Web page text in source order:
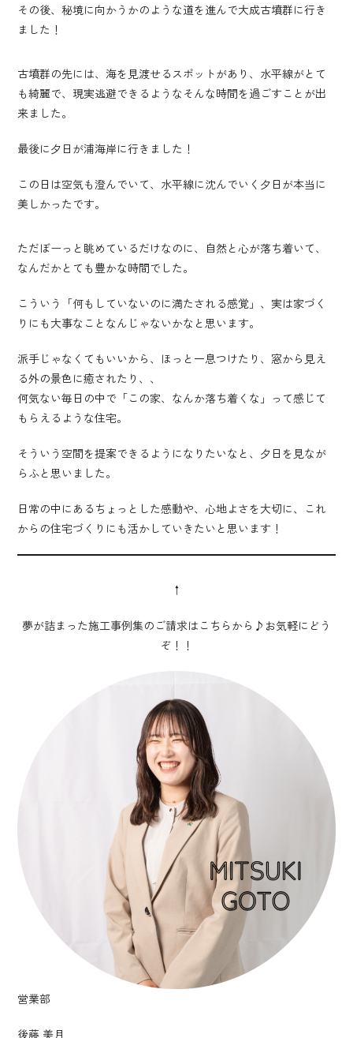
その後、秘境に向かうかのような道を進んで大成古墳群に行き
ました！
古墳群の先には、海を見渡せるスポットがあり、水平線がとて
も綺麗で、現実逃避できるようなそんな時間を過ごすことが出
来ました。
最後に夕日が浦海岸に行きました！
この日は空気も澄んでいて、水平線に沈んでいく夕日が本当に
美しかったです。
ただぼーっと眺めているだけなのに、自然と心が落ち着いて、
なんだかとても豊かな時間でした。
こういう「何もしていないのに満たされる感覚」、実は家づく
りにも大事なことなんじゃないかなと思います。
派手じゃなくてもいいから、ほっと一息つけたり、窓から見え
る外の景色に癒されたり、、
何気ない毎日の中で「この家、なんか落ち着くな」って感じて
もらえるような住宅。
そういう空間を提案できるようになりたいなと、夕日を見なが
らふと思いました。
日常の中にあるちょっとした感動や、心地よさを大切に、これ
からの住宅づくりにも活かしていきたいと思います！
↑
夢が詰まった施工事例集のご請求はこちらから♪お気軽にどう
ぞ！！
営業部
後藤 美月